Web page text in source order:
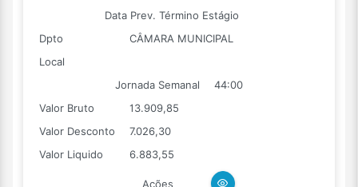
Data Prev. Término Estágio
Dpto
CÂMARA MUNICIPAL
Local
Jornada Semanal
44:00
Valor Bruto
13.909,85
Valor Desconto
7.026,30
Valor Liquido
6.883,55
Ações